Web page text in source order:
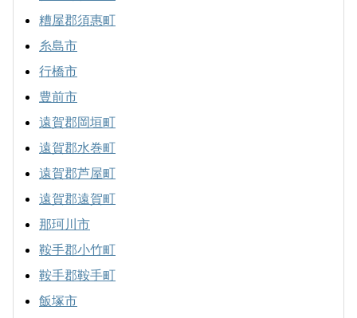
糟屋郡須惠町
糸島市
行橋市
豊前市
遠賀郡岡垣町
遠賀郡水巻町
遠賀郡芦屋町
遠賀郡遠賀町
那珂川市
鞍手郡小竹町
鞍手郡鞍手町
飯塚市